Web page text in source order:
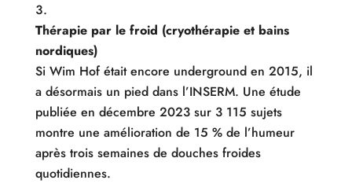
Thérapie par le froid (cryothérapie et bains
nordiques)
Si Wim Hof était encore underground en 2015, il
a désormais un pied dans l’INSERM. Une étude
publiée en décembre 2023 sur 3 115 sujets
montre une amélioration de 15 % de l’humeur
après trois semaines de douches froides
quotidiennes.